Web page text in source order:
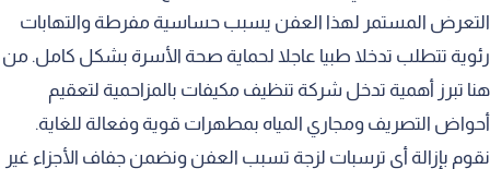
التعرض المستمر لهذا العفن يسبب حساسية مفرطة والتهابات
رئوية تتطلب تدخلا طبيا عاجلا لحماية صحة الأسرة بشكل كامل. من
هنا تبرز أهمية تدخل شركة تنظيف مكيفات بالمزاحمية لتعقيم
أحواض التصريف ومجاري المياه بمطهرات قوية وفعالة للغاية.
نقوم بإزالة أي ترسبات لزجة تسبب العفن ونضمن جفاف الأجزاء غير